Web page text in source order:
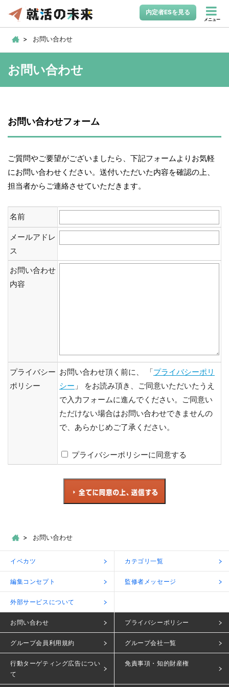
内定者ESを見る
メニュー
お問い合わせ
お問い合わせ
お問い合わせフォーム
ご質問やご要望がございましたら、下記フォームよりお気軽
にお問い合わせください。送付いただいた内容を確認の上、
担当者からご連絡させていただきます。
名前
メールアドレ
ス
お問い合わせ
内容
プライバシー
ポリシー
お問い合わせ頂く前に、 「プライバシーポリ
シー 」 をお読み頂き、ご同意いただいたうえ
で入力フォームに進んでください。ご同意い
ただけない場合はお問い合わせできませんの
で、あらかじめご了承ください。
プライバシーポリシーに同意する
お問い合わせ
イベカツ カテゴリ一覧
編集コンセプト 監修者メッセージ
外部サービスについて
お問い合わせ プライバシーポリシー
グループ会員利用規約 グループ会社一覧
行動ターゲティング広告につい
て
免責事項・知的財産権